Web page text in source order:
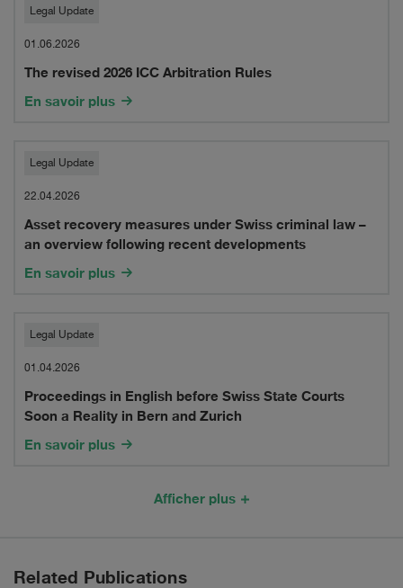
The
revised
2026
ICC
Rules
Legal Update
01.06.2026
The revised 2026 ICC Arbitration Rules
En savoir plus
Asset
recovery
measures
under
criminal
law
–
an
overview
Legal Update
22.04.2026
Asset recovery measures under Swiss criminal law –
an overview following recent developments
En savoir plus
Proceedings
in
English
before
Soon
Legal Update
01.04.2026
Proceedings in English before Swiss State Courts
Soon a Reality in Bern and Zurich
En savoir plus
Afficher plus
Related Publications